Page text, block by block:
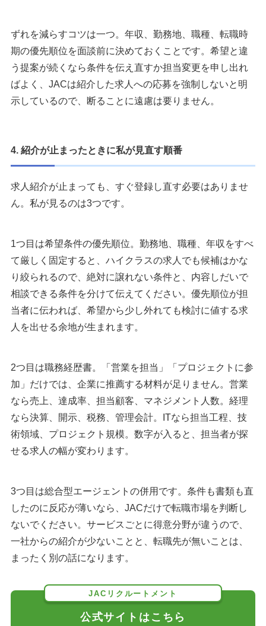
ずれを減らすコツは一つ。年収、勤務地、職種、転職時
期の優先順位を面談前に決めておくことです。希望と違
う提案が続くなら条件を伝え直すか担当変更を申し出れ
ばよく、JACは紹介した求人への応募を強制しないと明
示しているので、断ることに遠慮は要りません。
4. 紹介が止まったときに私が見直す順番
求人紹介が止まっても、すぐ登録し直す必要はありませ
ん。私が見るのは3つです。
1つ目は希望条件の優先順位。勤務地、職種、年収をすべ
て厳しく固定すると、ハイクラスの求人でも候補はかな
り絞られるので、絶対に譲れない条件と、内容しだいで
相談できる条件を分けて伝えてください。優先順位が担
当者に伝われば、希望から少し外れても検討に値する求
人を出せる余地が生まれます。
2つ目は職務経歴書。「営業を担当」「プロジェクトに参
加」だけでは、企業に推薦する材料が足りません。営業
なら売上、達成率、担当顧客、マネジメント人数。経理
なら決算、開示、税務、管理会計。ITなら担当工程、技
術領域、プロジェクト規模。数字が入ると、担当者が探
せる求人の幅が変わります。
3つ目は総合型エージェントの併用です。条件も書類も直
したのに反応が薄いなら、JACだけで転職市場を判断し
ないでください。サービスごとに得意分野が違うので、
一社からの紹介が少ないことと、転職先が無いことは、
まったく別の話になります。
JACリクルートメント
公式サイトはこちら